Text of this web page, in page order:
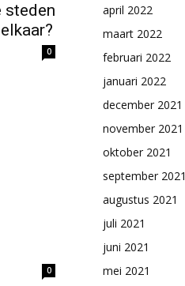
steden
0
0
april 2022
maart 2022
februari 2022
januari 2022
december 2021
november 2021
oktober 2021
september 2021
augustus 2021
juli 2021
juni 2021
mei 2021